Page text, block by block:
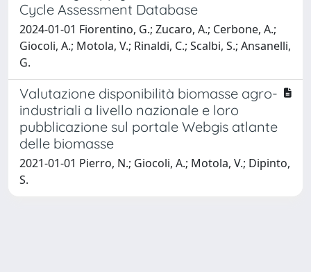
Cycle Assessment Database
2024-01-01 Fiorentino, G.; Zucaro, A.; Cerbone, A.;
Giocoli, A.; Motola, V.; Rinaldi, C.; Scalbi, S.; Ansanelli,
G.
Valutazione disponibilità biomasse agro-
industriali a livello nazionale e loro
pubblicazione sul portale Webgis atlante
delle biomasse
2021-01-01 Pierro, N.; Giocoli, A.; Motola, V.; Dipinto,
S.